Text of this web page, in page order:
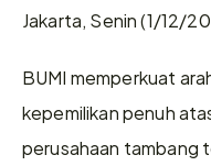
Jakarta, Senin (1/12/
BUMI memperkuat
kepemilikan penuh
perusahaan tambang